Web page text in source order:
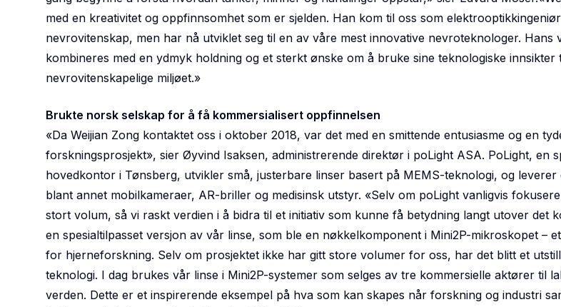
med en kreativitet og oppfinnsomhet som er sjelden. Han kom til oss som
nevrovitenskap, men har nå utviklet seg til en av våre mest innovative nevroteknologer. Hans
kombineres med en ydmyk holdning og et sterkt ønske om å bruke sine teknologiske
nevrovitenskapelige miljøet.»
Brukte norsk selskap for å få kommersialisert oppfinnelsen
«Da Weijian Zong kontaktet oss i oktober 2018, var det med en smittende entusiasme og en
forskningsprosjekt», sier Øyvind Isaksen, administrerende direktør i poLight ASA. PoLight, en
hovedkontor i Tønsberg, utvikler små, justerbare linser basert på MEMS-teknologi, og leverer
blant annet mobilkameraer, AR-briller og medisinsk utstyr. «Selv om poLight vanligvis
stort volum, så vi raskt verdien i å bidra til et initiativ som kunne få betydning langt utover det
en spesialtilpasset versjon av vår linse, som ble en nøkkelkomponent i Mini2P-mikroskopet –
for hjerneforskning. Selv om prosjektet ikke har gitt store volumer for oss, har det blitt et
teknologi. I dag brukes vår linse i Mini2P-systemer som selges av tre kommersielle aktører til
verden. Dette er et inspirerende eksempel på hva som kan skapes når forskning og industri